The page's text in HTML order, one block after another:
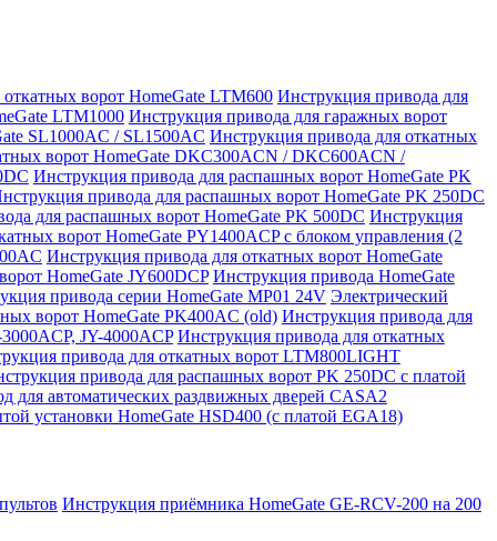
ворот HomeGate LTM600 Инструкция привода для
LTM1000 Инструкция привода для гаражных ворот
SL1000AC / SL1500AC Инструкция привода для откатных
ворот HomeGate DKC300ACN / DKC600ACN /
Инструкция привода для распашных ворот HomeGate PK
привода для распашных ворот HomeGate PK 250DC
для распашных ворот HomeGate PK 500DC Инструкция
ворот HomeGate PY1400ACP с блоком управления (2
Инструкция привода для откатных ворот HomeGate
HomeGate JY600DCP Инструкция привода HomeGate
привода серии HomeGate MP01 24V Электрический
ворот HomeGate PK400AC (old) Инструкция привода для
JY-4000ACP Инструкция привода для откатных
привода для откатных ворот LTM800LIGHT
привода для распашных ворот PK 250DC с платой
для автоматических раздвижных дверей CASA2
установки HomeGate HSD400 (с платой EGA18)
Инструкция приёмника HomeGate GE-RCV-200 на 200